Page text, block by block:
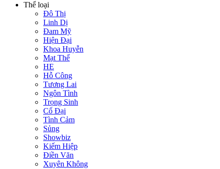
Thể loại
Đô Thị
Linh Dị
Đam Mỹ
Hiện Đại
Khoa Huyễn
Mạt Thế
HE
Hỗ Công
Tương Lai
Ngôn Tình
Trọng Sinh
Cổ Đại
Tình Cảm
Sủng
Showbiz
Kiếm Hiệp
Điền Văn
Xuyên Không